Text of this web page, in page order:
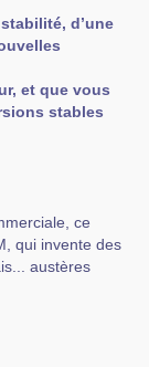
d’une
et que vous
stables
ce
qui invente des
austères